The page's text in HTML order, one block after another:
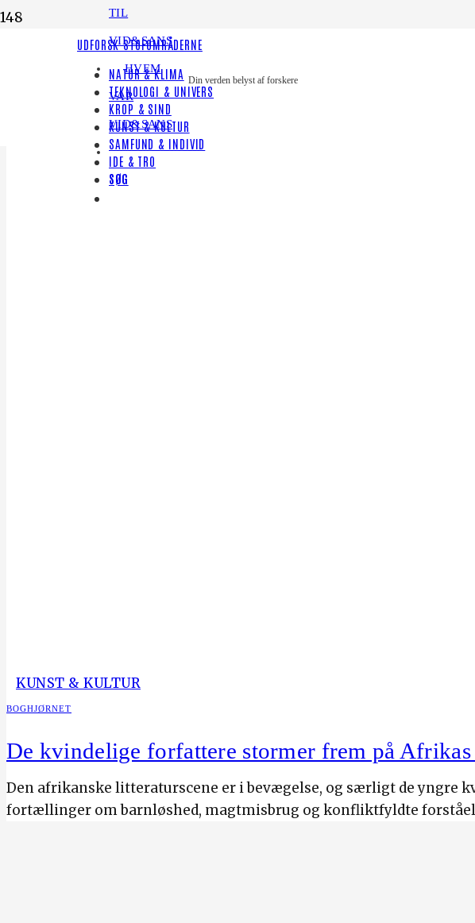
TIL
VID&SANS
HVEM
VAR
VID&SANS
Din verden belyst af forskere
UDFORSK STOFOMRÅDERNE
NATUR & KLIMA
TEKNOLOGI & UNIVERS
KROP & SIND
KUNST & KULTUR
SAMFUND & INDIVID
IDE & TRO
SØG
KUNST & KULTUR
BOGHJØRNET
De kvindelige forfattere stormer frem på
Den afrikanske litteraturscene er i bevægelse, og særligt de yngre
fortællinger om barnløshed, magtmisbrug og konfliktfyldte